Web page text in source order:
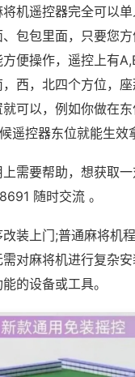
机遥控器完全可以
包包里面，只要您
便操作，遥控上有
西，北四个方位，
可以，例如你做在
遥控器东位就能生效
需要帮助，想获取
随时交流 。
装上门;普通麻将机
对麻将机进行复杂
的设备或工具。